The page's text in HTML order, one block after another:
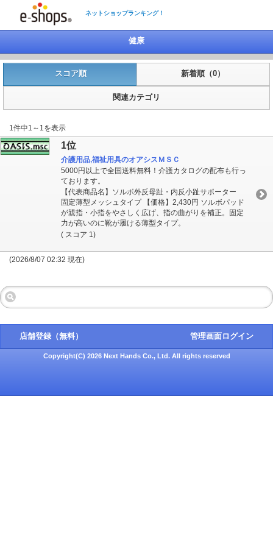
ネットショップランキング！
健康
スコア順 新着順（0）
関連カテゴリ
1件中1～1を表示
1位
介護用品,福祉用具のオアシスＭＳＣ
5000円以上で全国送料無料！介護カタログの配布も行っ
ております。
【代表商品名】ソルボ外反母趾・内反小趾サポーター
固定薄型メッシュタイプ 【価格】2,430円 ソルボパッド
が親指・小指をやさしく広げ、指の曲がりを補正。固定
力が高いのに靴が履ける薄型タイプ。
( スコア 1)
(2026/8/07 02:32 現在)
店舗登録（無料） 管理画面ログイン
Copyright(C) 2026 Next Hands Co., Ltd. All rights reserved